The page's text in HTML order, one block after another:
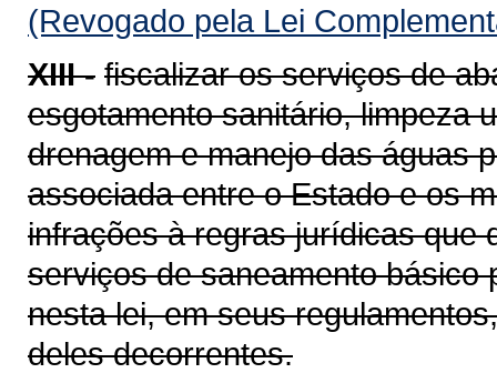
(Revogado pela Lei
XIII - fiscalizar os serviços de
esgotamento sanitário, limpeza
drenagem e manejo das águas
associada entre o Estado e os
infrações à regras jurídicas que
serviços de saneamento básico
nesta lei, em seus
deles decorrentes.